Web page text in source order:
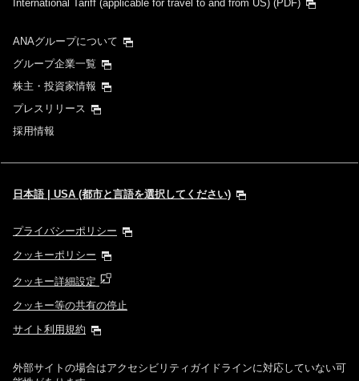
International Tariff (applicable for travel to and from US) (PDF)
ANAグループについて
グループ企業一覧
株主・投資家情報
プレスリリース
採用情報
日本語 | USA (都市と言語を選択してください)
プライバシーポリシー
クッキーポリシー
クッキー詳細設定
クッキー等の共有の停止
サイト利用規約
外部サイトの場合はアクセシビリティガイドラインに対応していない可